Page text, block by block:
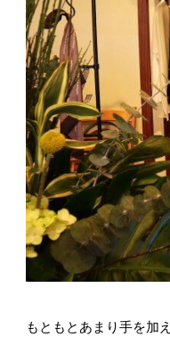
もともとあまり手を加